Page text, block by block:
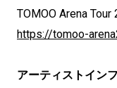
TOMOO Arena
https://tomoo-
アーティストイン